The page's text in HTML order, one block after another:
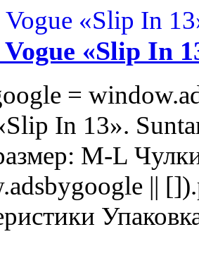
«Slip In
=
In 13».
M-L
||